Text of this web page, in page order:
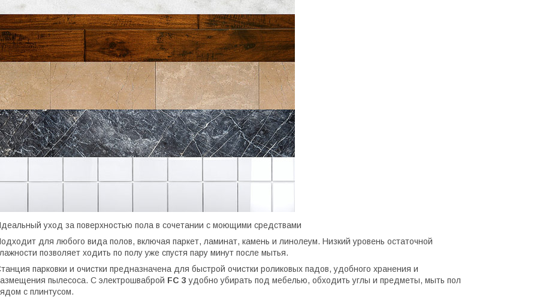
уход за поверхностью пола в сочетании с моющими средствами
для любого вида полов, включая паркет, ламинат, камень и линолеум. Низкий уровень остаточной
позволяет ходить по полу уже спустя пару минут после мытья.
парковки и очистки предназначена для быстрой очистки роликовых падов, удобного хранения и
пылесоса. С электрошваброй FC 3 удобно убирать под мебелью, обходить углы и предметы, мыть пол
с плинтусом.